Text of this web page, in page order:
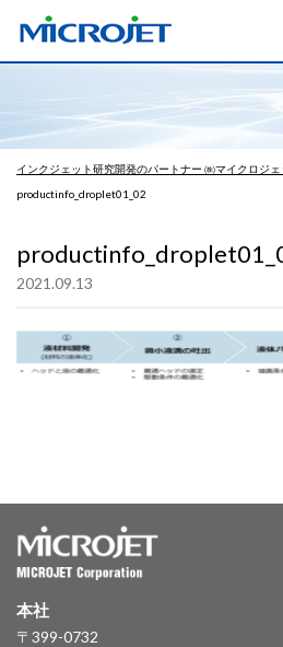
インクジェット研究開発のパートナー ㈱マイクロジェ
productinfo_droplet01_02
2021.09.13
本社
〒399-0732